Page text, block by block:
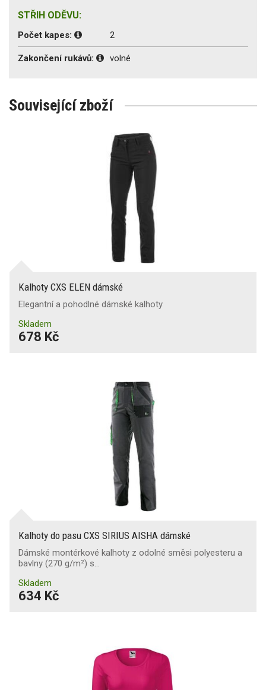
STŘIH ODĚVU:
Počet kapes: 2
Zakončení rukávů: volné
Související zboží
Kalhoty CXS ELEN dámské
Elegantní a pohodlné dámské kalhoty
Skladem
678 Kč
Kalhoty do pasu CXS SIRIUS AISHA dámské
Dámské montérkové kalhoty z odolné směsi polyesteru a
bavlny (270 g/m²) s…
Skladem
634 Kč